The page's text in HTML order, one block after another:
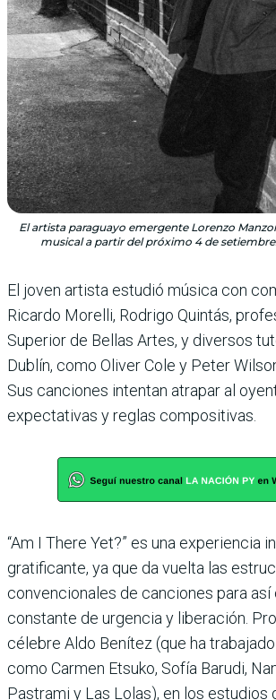
El artista paraguayo emergente Lorenzo
musical a partir del próximo 4 de
El joven artista estudió música con
Ricardo Morelli, Rodrigo Quintás,
Superior de Bellas Artes, y diversos
Dublín, como Oliver Cole y Peter
Sus canciones intentan atrapar al
expectativas y reglas compositivas.
“Am I There Yet?” es una experiencia
gratificante, ya que da vuelta las
convencionales de canciones para así
constante de urgencia y liberación.
célebre Aldo Benítez (que ha
como Carmen Etsuko, Sofía Barudi,
Pastrami y Las Lolas), en los estudios